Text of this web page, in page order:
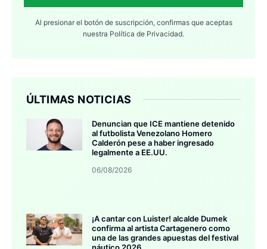
Al presionar el botón de suscripción, confirmas que aceptas
nuestra Política de Privacidad.
ÚLTIMAS NOTICIAS
Denuncian que ICE mantiene detenido
al futbolista Venezolano Homero
Calderón pese a haber ingresado
legalmente a EE.UU.
06/08/2026
¡A cantar con Luister! alcalde Dumek
confirma al artista Cartagenero como
una de las grandes apuestas del festival